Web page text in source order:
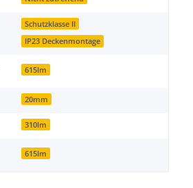
Schutzklasse II
IP23 Deckenmontage
615lm
20mm
310lm
615lm